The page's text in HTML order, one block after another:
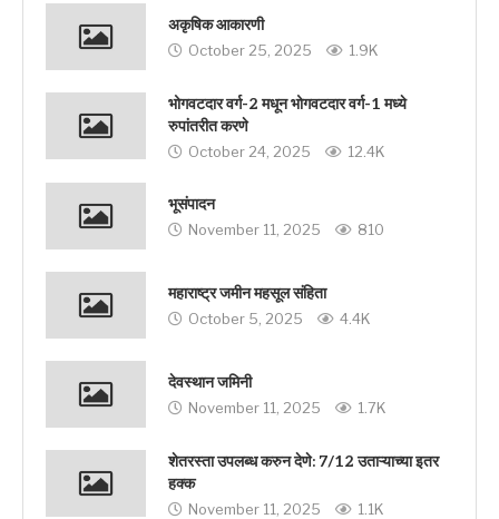
अकृषिक आकारणी
October 25, 2025 1.9K
भोगवटदार वर्ग-2 मधून भोगवटदार वर्ग-1 मध्ये
रुपांतरीत करणे
October 24, 2025 12.4K
भूसंपादन
November 11, 2025 810
महाराष्ट्र जमीन महसूल संहिता
October 5, 2025 4.4K
देवस्थान जमिनी
November 11, 2025 1.7K
शेतरस्ता उपलब्ध करुन देणे: 7/12 उताऱ्याच्या इतर
हक्क
November 11, 2025 1.1K